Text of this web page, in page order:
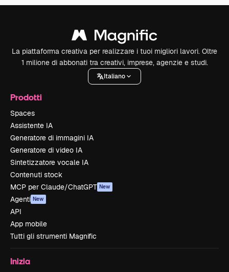
La piattaforma creativa per realizzare i tuoi migliori lavori. Oltre
1 milione di abbonati tra creativi, imprese, agenzie e studi.
Italiano
Prodotti
Spaces
Assistente IA
Generatore di immagini IA
Generatore di video IA
Sintetizzatore vocale IA
Contenuti stock
MCP per Claude/ChatGPT New
Agenti New
API
App mobile
Tutti gli strumenti Magnific
Inizia